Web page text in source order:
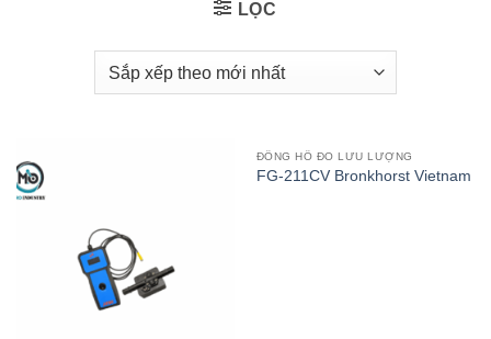
LỌC
ĐỒNG HỒ ĐO LƯU LƯỢNG
FG-211CV Bronkhorst Vietnam